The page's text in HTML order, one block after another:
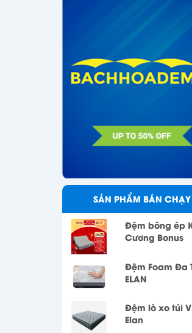
SẢN PHẨM BÁN CHẠY
Đệm bông ép
Cương Bonus
Đệm Foam Đa
ELAN
Đệm lò xo túi
Elan